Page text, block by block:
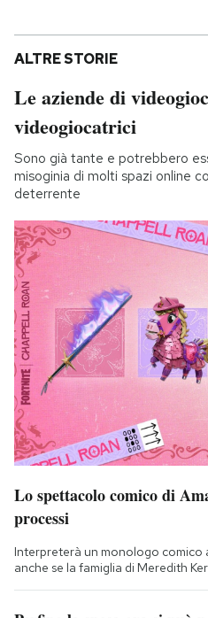
ALTRE STORIE
Le aziende di
videogiocatrici
Sono già tante e potrebbero
misoginia di molti spazi online
deterrente
Lo spettacolo comico di
processi
Interpreterà un monologo comico
anche se la famiglia di Meredith